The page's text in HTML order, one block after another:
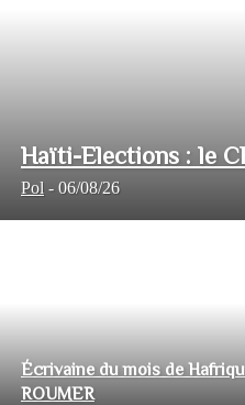
Haïti-Elections : le
Pol - 06/08/26
Écrivaine du mois de
ROUMER